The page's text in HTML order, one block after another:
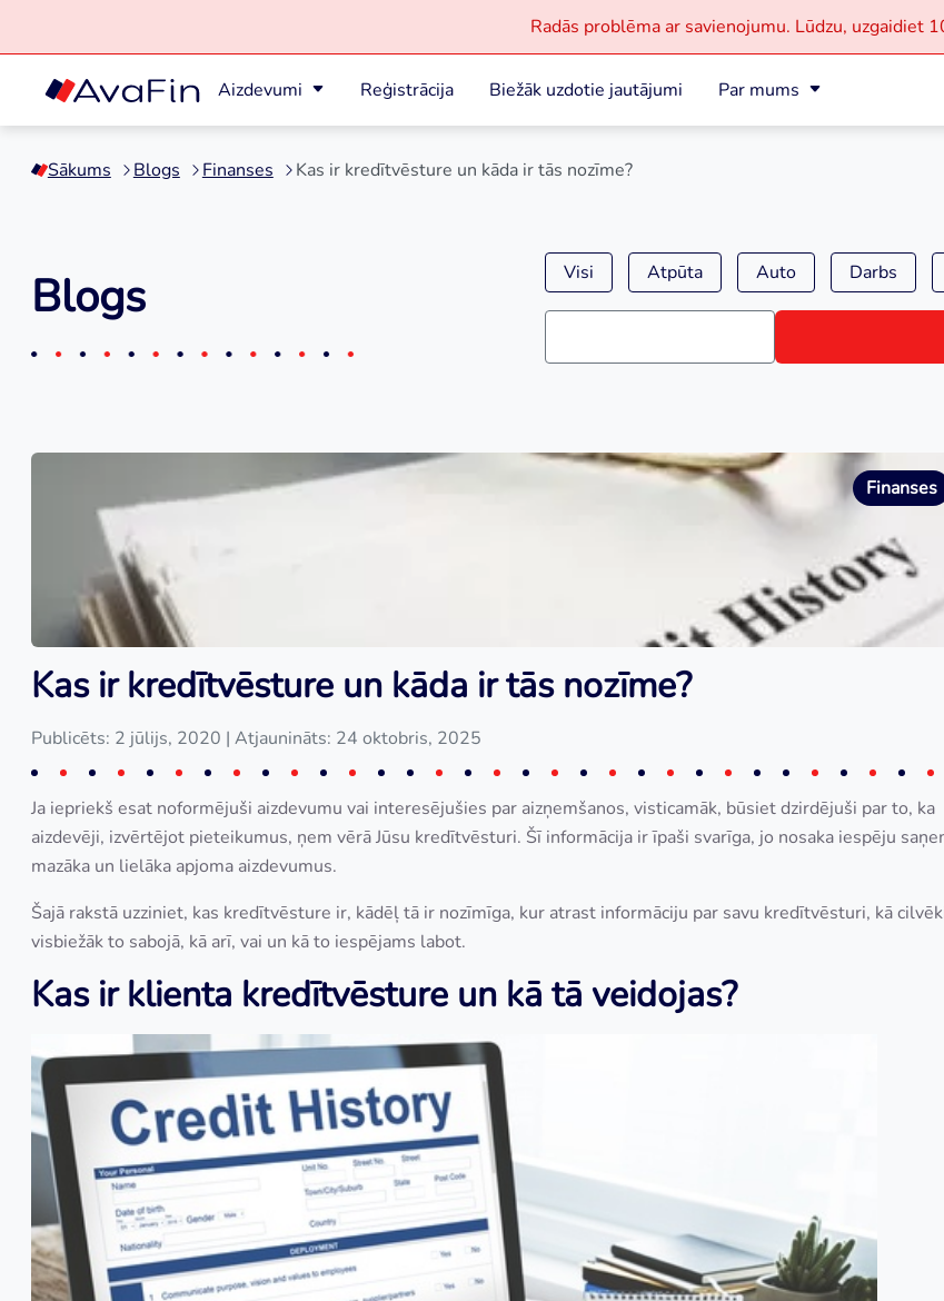
Skip
content
Radās problēma ar savienojumu. Lūdzu, uzgaidiet
Aizdevumi Reģistrācija Biežāk uzdotie jautājumi Par mums
Sākums Blogs Finanses Kas ir kredītvēsture un kāda ir tās nozīme?
Blogs Visi Atpūta Auto Darbs
Finanses
Kas ir kredītvēsture un kāda ir tās nozīme?
Publicēts: 2 jūlijs, 2020 | Atjaunināts: 24 oktobris, 2025
Ja iepriekš esat noformējuši aizdevumu vai interesējušies par aizņemšanos, visticamāk, būsiet dzirdējuši par to, ka
aizdevēji, izvērtējot pieteikumus, ņem vērā Jūsu kredītvēsturi. Šī informācija ir īpaši svarīga, jo nosaka iespēju
mazāka un lielāka apjoma aizdevumus.
Šajā rakstā uzziniet, kas kredītvēsture ir, kādēļ tā ir nozīmīga, kur atrast informāciju par savu kredītvēsturi, kā
visbiežāk to sabojā, kā arī, vai un kā to iespējams labot.
Kas ir klienta kredītvēsture un kā tā veidojas?